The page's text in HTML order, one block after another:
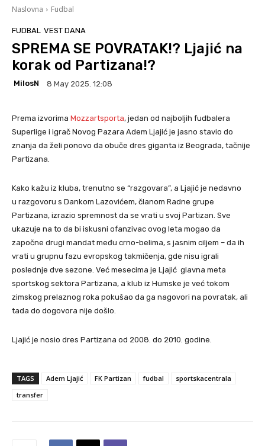
Naslovna Fudbal
FUDBAL VEST DANA
SPREMA SE POVRATAK!? Ljajić na
korak od Partizana!?
MilosN 8 May 2025. 12:08
Prema izvorima Mozzartsporta, jedan od najboljih fudbalera
Superlige i igrač Novog Pazara Adem Ljajić je jasno stavio do
znanja da želi ponovo da obuče dres giganta iz Beograda, tačnije
Partizana.
Kako kažu iz kluba, trenutno se “razgovara”, a Ljajić je nedavno
u razgovoru s Dankom Lazovićem, članom Radne grupe
Partizana, izrazio spremnost da se vrati u svoj Partizan. Sve
ukazuje na to da bi iskusni ofanzivac ovog leta mogao da
započne drugi mandat među crno-belima, s jasnim ciljem – da ih
vrati u grupnu fazu evropskog takmičenja, gde nisu igrali
poslednje dve sezone. Već mesecima je Ljajić glavna meta
sportskog sektora Partizana, a klub iz Humske je već tokom
zimskog prelaznog roka pokušao da ga nagovori na povratak, ali
tada do dogovora nije došlo.
Ljajić je nosio dres Partizana od 2008. do 2010. godine.
TAGS Adem Ljajić FK Partizan fudbal
sportskacentrala
transfer